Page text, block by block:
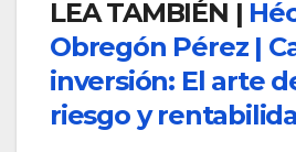
LEA TAMBIÉN |
Obregón Pérez |
inversión: El arte
riesgo y